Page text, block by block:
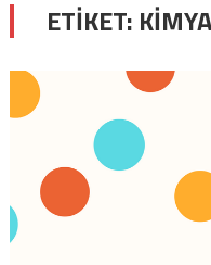
ETIKET: KIMYA